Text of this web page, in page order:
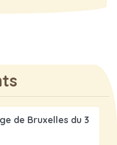
de Bruxelles du 3